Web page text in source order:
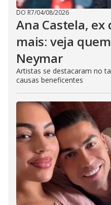
DO R7/04/08/2026
Ana Castela, ex
mais: veja
Neymar
Artistas se destacaram no
causas beneficentes